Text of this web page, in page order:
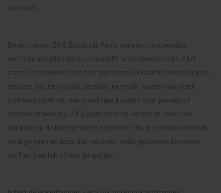
opsturen.
De ontwerper ZAG Bijoux uit Parijs ontwerpt vrouwelijke,
verfijnde sieraden die bij elke outfit te combineren zijn. ZAG
staat er om bekend een zeer goede prijs/kwaliteit verhouding te
hebben. Dat terwijl alle sieraden gemaakt worden van sterk
stainless steel met een prachtige gouden, rosé gouden of
zilveren afwerking. ZAG gaat zelfs zo ver dat er twee jaar
garantie op de plating wordt gegeven, mits je er netjes mee om
bent gegaan en deze dus niet hebt ondergedompeld in water,
parfum, haarlak of iets dergelijks.